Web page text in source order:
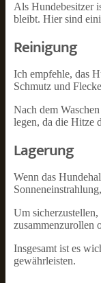
Als Hundebesitzer
bleibt. Hier sind
Reinigung
Ich empfehle, das
Schmutz und
Nach dem
legen, da die Hitze
Lagerung
Wenn das
Um sicherzustellen,
zusammenzurollen
Insgesamt ist es
gewährleisten.